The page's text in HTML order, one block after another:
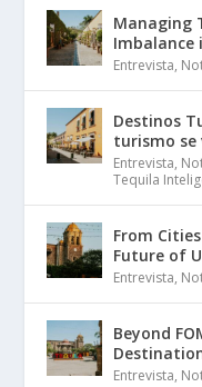
Managing
Imbalance
Entrevista,
Destinos
turismo se
Entrevista,
Tequila
From
Future of
Entrevista,
Beyond
Entrevista,